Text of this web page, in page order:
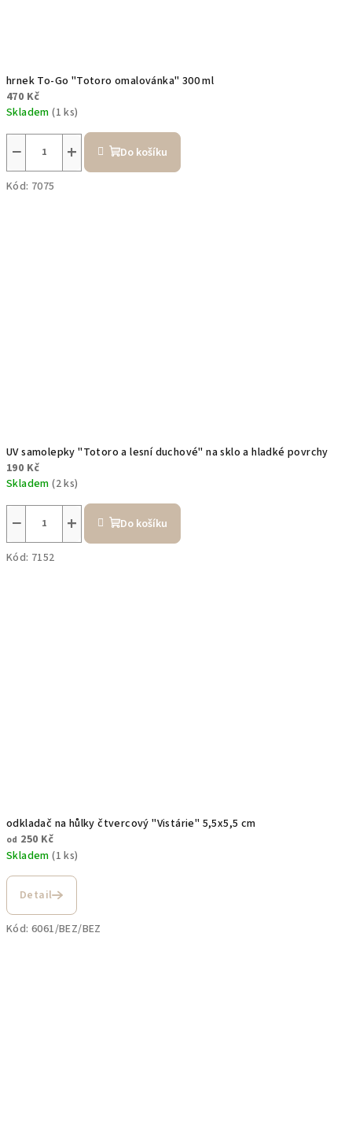
hrnek To-Go "Totoro omalovánka" 300 ml
470 Kč
Skladem(1 ks)
+
− Do košíku
Kód: 7075
UV samolepky "Totoro a lesní duchové" na sklo a hladké povrchy
190 Kč
Skladem(2 ks)
+
− Do košíku
Kód: 7152
odkladač na hůlky čtvercový "Vistárie" 5,5x5,5 cm
od 250 Kč
Skladem(1 ks)
Detail
Kód: 6061/BEZ/BEZ